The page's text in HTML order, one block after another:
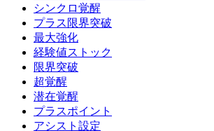
シンクロ覚醒
プラス限界突破
最大強化
経験値ストック
限界突破
超覚醒
潜在覚醒
プラスポイント
アシスト設定